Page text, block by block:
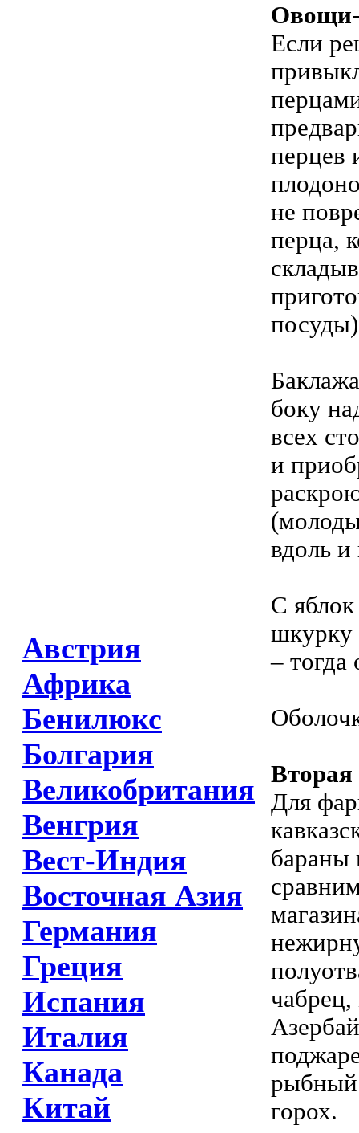
Австрия
Африка
Бенилюкс
Болгария
Великобритания
Венгрия
Вест-Индия
Восточная Азия
Германия
Греция
Испания
Италия
Канада
Китай
Если
перцев
не
перца,
боку
всех
и
вдоль и
С
шкурку
– тогда
Для
бараны
рыбный
горох.